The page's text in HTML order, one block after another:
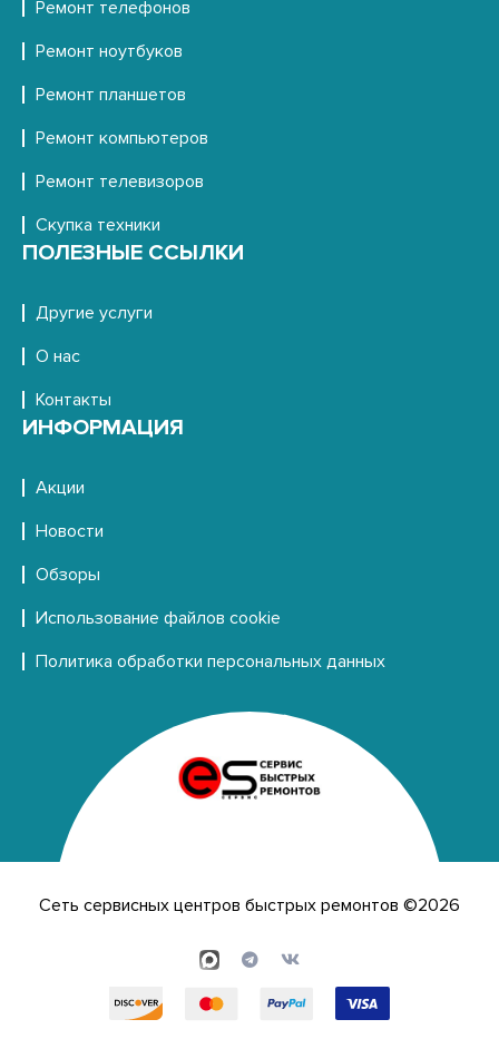
Ремонт телефонов
Ремонт ноутбуков
Ремонт планшетов
Ремонт компьютеров
Ремонт телевизоров
Скупка техники
ПОЛЕЗНЫЕ ССЫЛКИ
Другие услуги
О нас
Контакты
ИНФОРМАЦИЯ
Акции
Новости
Обзоры
Использование файлов cookie
Политика обработки персональных данных
Сеть сервисных центров быстрых ремонтов ©2026